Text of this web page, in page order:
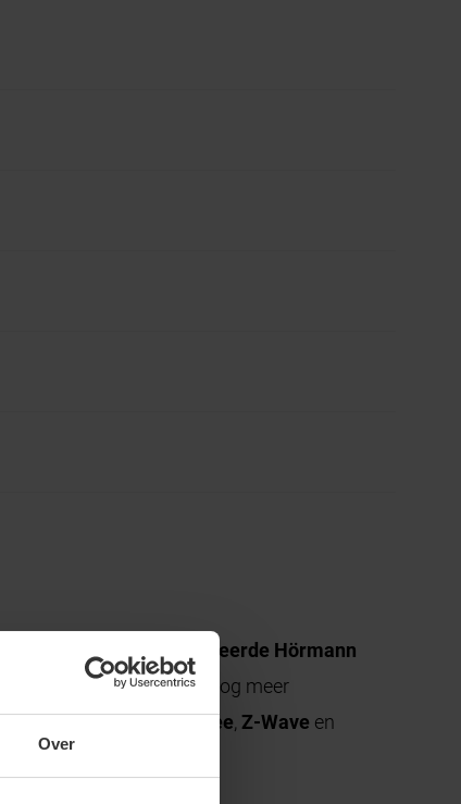
Over
gecertificeerde Hörmann
zodat je nog meer
alsZigBee, Z-Wave en